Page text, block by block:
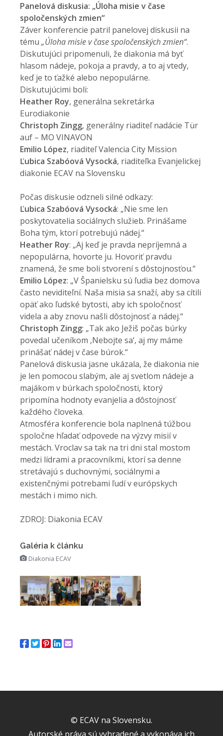
Panelová diskusia: „Úloha misie v čase
spoločenských zmien“
Záver konferencie patril panelovej diskusii na
tému „Úloha misie v čase spoločenských zmien“.
Diskutujúci pripomenuli, že diakonia má byť
hlasom nádeje, pokoja a pravdy, a to aj vtedy,
keď je to ťažké alebo nepopulárne.
Diskutujúcimi boli:
Heather Roy, generálna sekretárka
Eurodiakonie
Christoph Zingg, generálny riaditeľ nadácie Tür
auf – MO VINAVON
Emilio López, riaditeľ Valencia City Mission
Ľubica Szabóová Vysocká, riaditeľka Evanjelickej
diakonie ECAV na Slovensku
Počas diskusie odzneli silné odkazy:
Ľubica Szabóová Vysocká: „Nie sme len
poskytovatelia sociálnych služieb. Prinášame
Boha tým, ktorí potrebujú nádej.“
Heather Roy: „Aj keď je pravda nepríjemná a
nepopulárna, hovorte ju. Hovoriť pravdu
znamená, že sme boli stvorení s dôstojnosťou.“
Emilio López: „V Španielsku sú ľudia bez domova
často neviditeľní. Naša misia sa snaží, aby sa cítili
opäť ako ľudské bytosti, aby ich spoločnosť
videla a aby znovu našli dôstojnosť a nádej.“
Christoph Zingg: „Tak ako Ježiš počas búrky
povedal učeníkom ‚Nebojte sa‘, aj my máme
prinášať nádej v čase búrok.“
Panelová diskusia jasne ukázala, že diakonia nie
je len pomocou slabým, ale aj svetlom nádeje a
majákom v búrkach spoločnosti, ktorý
pripomína hodnoty evanjelia a dôstojnosť
každého človeka.
Atmosféra konferencie bola naplnená túžbou
spoločne hľadať odpovede na výzvy misií v
mestách. Vroclav sa tak na tri dni stal mostom
medzi lídrami a pracovníkmi, ktorí sa denne
stretávajú s duchovnými, sociálnymi a
existenčnými potrebami ľudí v európskych
mestách i mimo nich.
ZDROJ: Diakonia ECAV
Galéria k článku
Diakonia ECAV
© ECAV na Slovensku.